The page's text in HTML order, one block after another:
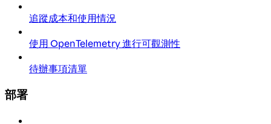
追蹤成本和使用情況
使用 OpenTelemetry 進行可觀測性
待辦事項清單
部署